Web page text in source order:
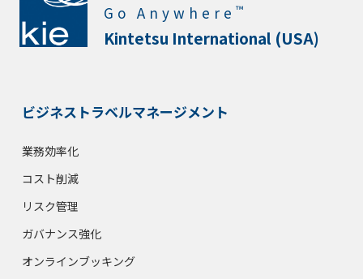
Go Anywhere ™
Kintetsu International (USA)
ビジネストラベルマネージメント
業務効率化
コスト削減
リスク管理
ガバナンス強化
オンラインブッキング